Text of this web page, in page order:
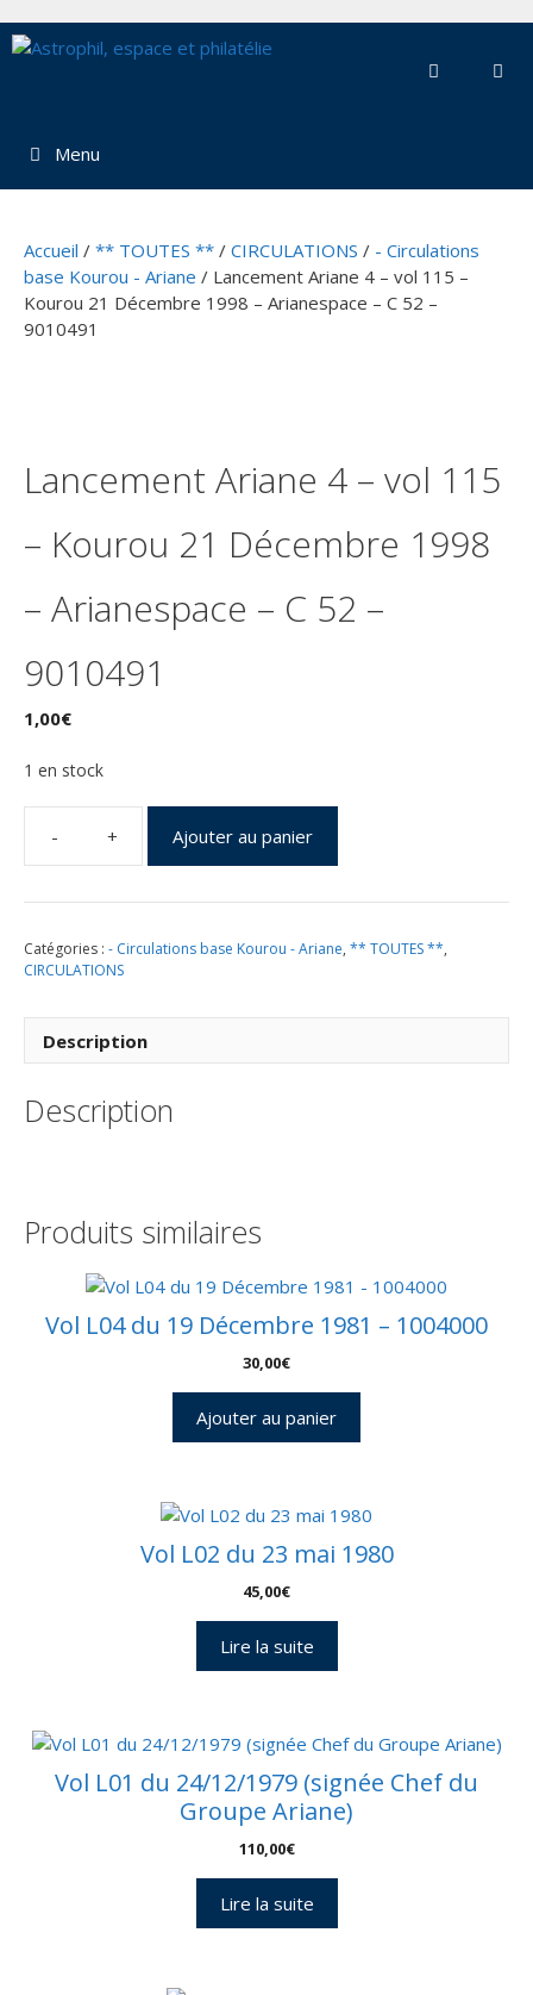
au
Menu
Accueil / ** TOUTES ** / CIRCULATIONS / - Circulations
base Kourou - Ariane / Lancement Ariane 4 – vol 115 –
Kourou 21 Décembre 1998 – Arianespace – C 52 –
9010491
Lancement Ariane 4 – vol 115
– Kourou 21 Décembre 1998
– Arianespace – C 52 –
9010491
1,00€
1 en stock
quantité
de
Lancement
4
21
-
52
-
Ajouter au panier
Catégories : - Circulations base Kourou - Ariane, ** TOUTES **,
CIRCULATIONS
Description
Description
Produits similaires
Vol L04 du 19 Décembre 1981 – 1004000
30,00€
Ajouter au panier
Vol L02 du 23 mai 1980
45,00€
Lire la suite
Vol L01 du 24/12/1979 (signée Chef du
Groupe Ariane)
110,00€
Lire la suite